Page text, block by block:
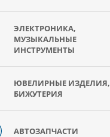
ЭЛЕКТРОНИКА,
МУЗЫКАЛЬНЫЕ
ИНСТРУМЕНТЫ
ЮВЕЛИРНЫЕ ИЗДЕЛИЯ,
БИЖУТЕРИЯ
АВТОЗАПЧАСТИ